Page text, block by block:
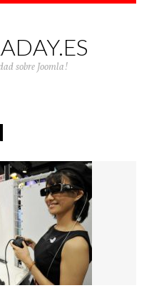
sobre Joomla!